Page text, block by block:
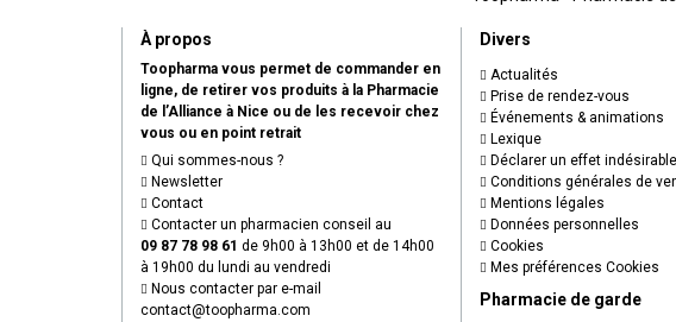
À propos
Toopharma vous permet de commander en
ligne, de retirer vos produits à la Pharmacie
de l’Alliance à Nice ou de les recevoir chez
vous ou en point retrait
Qui sommes-nous ?
Newsletter
Contact
Contacter un pharmacien conseil au
09 87 78 98 61 de 9h00 à 13h00 et de 14h00
à 19h00 du lundi au vendredi
Nous contacter par e-mail
contact@toopharma.com
Divers
Actualités
Prise de rendez-vous
Événements & animations
Lexique
Déclarer un effet indésirable
Conditions générales de
Mentions légales
Données personnelles
Cookies
Mes préférences Cookies
Pharmacie de garde